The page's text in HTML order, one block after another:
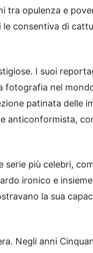
tra opulenza e
consentiva di
I suoi
fotografia nel
patinata delle
anticonformista,
più celebri,
ironico e
la sua
Negli anni